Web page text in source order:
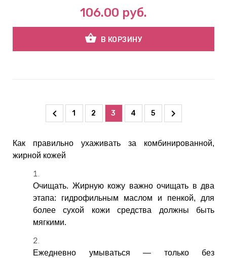
106.00 руб.
shopping_basket В КОРЗИНУ
1 2 3 4 5
Как правильно ухаживать за комбинированной,
жирной кожей
Очищать. Жирную кожу важно очищать в два
этапа: гидрофильным маслом и пенкой, для
более сухой кожи средства должны быть
мягкими.
Ежедневно умываться — только без